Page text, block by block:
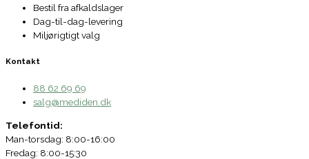
Bestil fra afkaldslager
Dag-til-dag-levering
Miljørigtigt valg
Kontakt
88 62 69 69
salg@mediden.dk
Telefontid:
Man-torsdag: 8:00-16:00
Fredag: 8:00-15:30